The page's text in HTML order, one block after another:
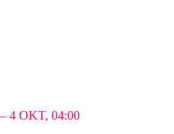
4 OKT, 04:00